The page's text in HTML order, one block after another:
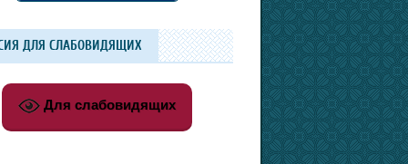
ДЛЯ СЛАБОВИДЯЩИХ
Для слабовидящих